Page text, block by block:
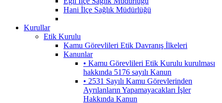
Hani İlçe Sağlık Müdürlüğü
Kurullar
Etik Kurulu
Kamu Görevlileri Etik Davranış İlkeleri
Kanunlar
• Kamu Görevlileri Etik Kurulu kurulması
hakkında 5176 sayılı Kanun
• 2531 Sayılı Kamu Görevlerinden
Ayrılanların Yapamayacakları İşler
Hakkında Kanun